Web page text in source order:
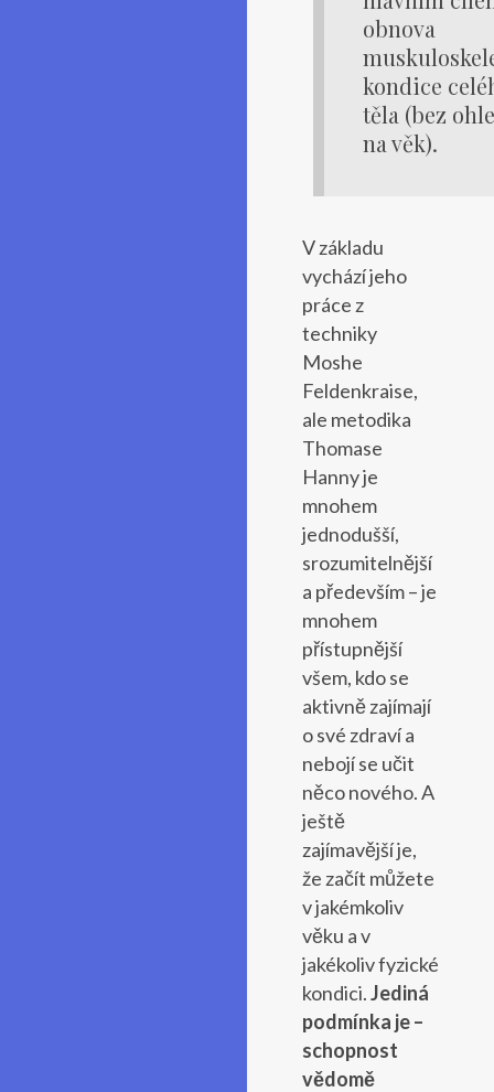
obnova
kondice
těla (bez
na věk).
V základu
vychází jeho
práce z
techniky
Moshe
Feldenkraise,
ale metodika
Thomase
Hanny je
mnohem
jednodušší,
srozumitelnější
a především – je
mnohem
přístupnější
všem, kdo se
aktivně zajímají
o své zdraví a
nebojí se učit
něco nového. A
ještě
zajímavější je,
že začít můžete
v jakémkoliv
věku a v
jakékoliv fyzické
kondici.Jediná
podmínka je –
schopnost
vědomě